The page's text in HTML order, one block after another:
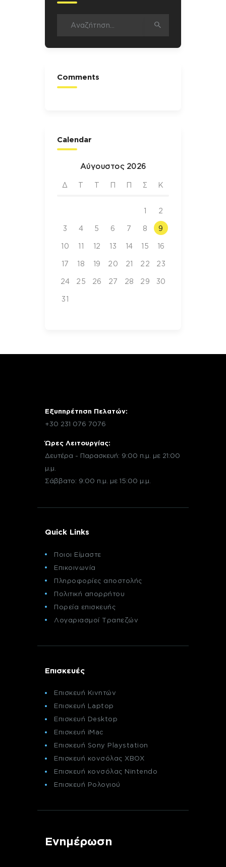
Comments
Calendar
Αύγουστος 2026
Δ Τ Τ Π Π Σ Κ
1 2
3 4 5 6 7 8 9
10 11 12 13 14 15 16
17 18 19 20 21 22 23
24 25 26 27 28 29 30
31
Εξυπηρέτηση Πελατών:
+30 231 076 7076
Ώρες Λειτουργίας:
Δευτέρα - Παρασκευή: 9:00 π.μ. με 21:00
μ.μ.
Σάββατο: 9:00 π.μ. με 15:00 μ.μ.
Quick Links
Ποιοι Είμαστε
Επικοινωνία
Πληροφορίες αποστολής
Πολιτική απορρήτου
Πορεία επισκευής
Λογαριασμοί Τραπεζών
Επισκευές
Επισκευή Κινητών
Επισκευή Laptop
Επισκευή Desktop
Επισκευή iMac
Επισκευή Sony Playstation
Επισκευή κονσόλας XBOX
Επισκευή κονσόλας Nintendo
Επισκευή Ρολογιού
Ενημέρωση